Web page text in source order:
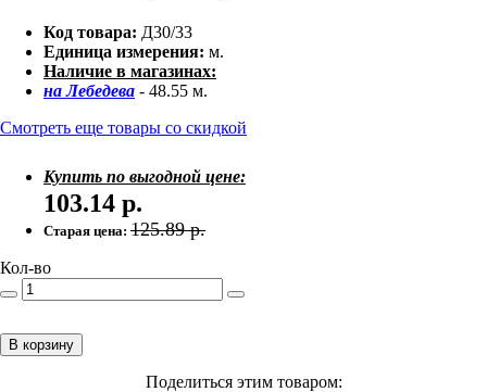
Код товара: Д30/33
Единица измерения: м.
Наличие в магазинах:
на Лебедева - 48.55 м.
Смотреть еще товары со скидкой
Купить по выгодной цене:
103.14 р.
Старая цена: 125.89р.
Кол-во
В корзину
Поделиться этим товаром: